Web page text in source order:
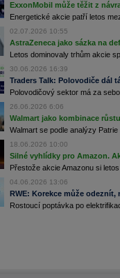
ExxonMobil může těžit z
Energetické akcie patří letos
02.07.2026 10:55
AstraZeneca jako sázka na
Letos dominovaly trhům akcie
30.06.2026 16:39
Traders Talk: Polovodiče dál
Polovodičový sektor má za
26.06.2026 6:06
Walmart jako kombinace
Walmart se podle analýzy
18.06.2026 10:00
Silné vyhlídky pro Amazon.
Přestože akcie Amazonu si
04.06.2026 13:06
RWE: Korekce může
Rostoucí poptávka po